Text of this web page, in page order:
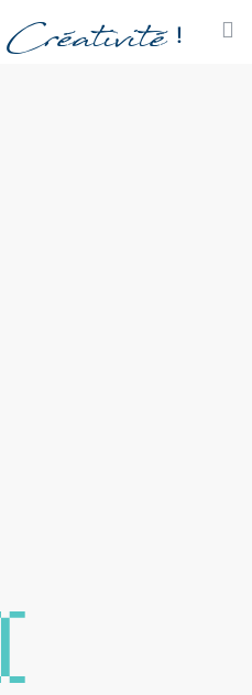
Créativité !